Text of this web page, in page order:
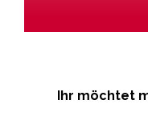
Ihr möchtet